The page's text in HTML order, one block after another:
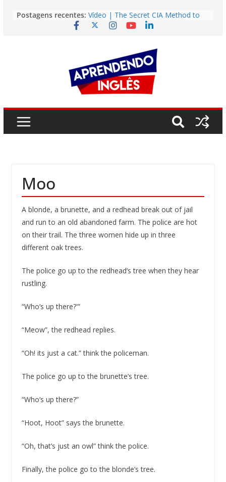
para
Postagens recentes: Vídeo | The Secret CIA Method to
Learn Any Language in 11 Days
Vídeo | Do imaginary friends make
you smarter?
Story | Brasília: The City That Rose
from the Wilderness
Easy English Song | Somewhere
Over the Rainbow (Israel
Moo
A blonde, a brunette, and a redhead break out of jail
and run to an old abandoned farm. The police are hot
on their trail. The three women hide up in three
different oak trees.
The police go up to the redhead’s tree when they hear
rustling.
“Who’s up there?'”
“Meow”, the redhead replies.
“Oh! its just a cat.” think the policeman.
The police go up to the brunette’s tree.
“Who’s up there?”
“Hoot, Hoot” says the brunette.
“Oh, that’s just an owl” think the police.
Finally, the police go to the blonde’s tree.